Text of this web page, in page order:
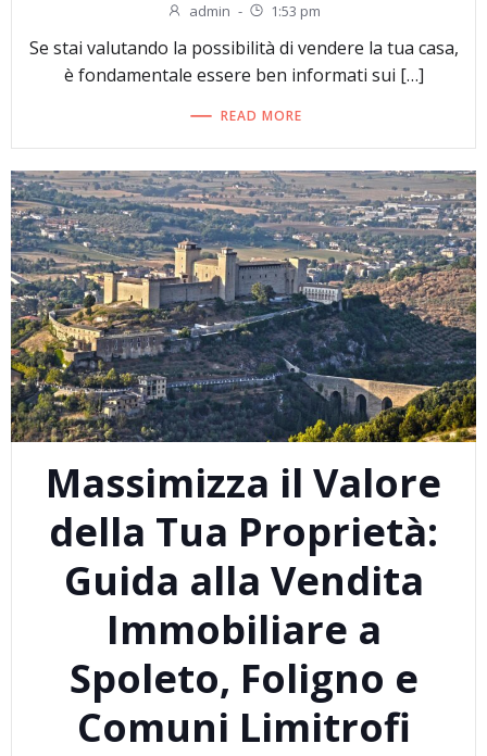
admin - 1:53 pm
Se stai valutando la possibilità di vendere la tua casa,
è fondamentale essere ben informati sui […]
READ MORE
Massimizza il Valore
della Tua Proprietà:
Guida alla Vendita
Immobiliare a
Spoleto, Foligno e
Comuni Limitrofi